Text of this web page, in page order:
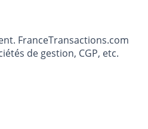
FranceTransactions.com
de gestion, CGP, etc.